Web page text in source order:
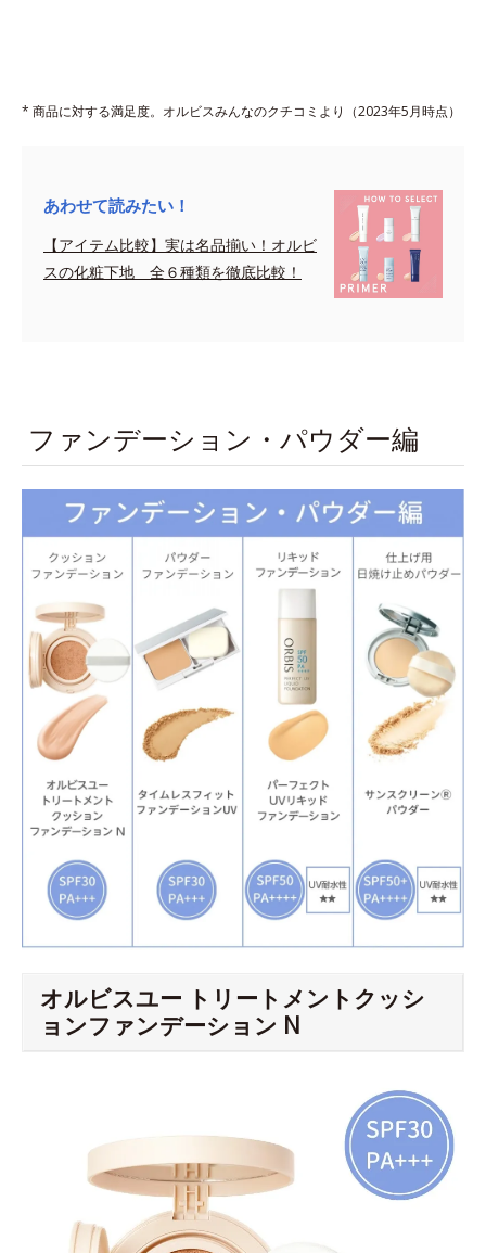
* 商品に対する満足度。オルビスみんなのクチコミより（2023年5月時点）
あわせて読みたい！
【アイテム比較】実は名品揃い！オルビ
スの化粧下地 全６種類を徹底比較！
ファンデーション・パウダー編
オルビスユー トリートメントクッシ
ョンファンデーション N